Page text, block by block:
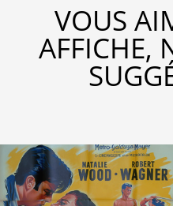
VOUS
AFFICHE,